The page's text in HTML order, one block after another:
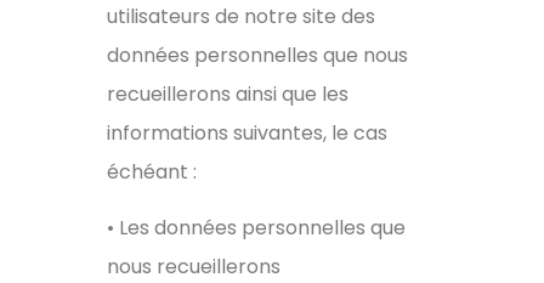
utilisateurs de notre site des
données personnelles que nous
recueillerons ainsi que les
informations suivantes, le cas
échéant :
• Les données personnelles que
nous recueillerons